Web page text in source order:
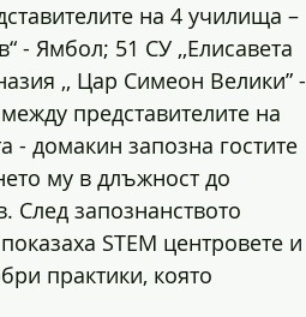
на 4 училища –
- Ямбол; 51 СУ ,,Елисавета
,, Цар Симеон Велики” -
представителите на
- домакин запозна гостите
му в длъжност до
След запознанството
STEM центровете и
практики, която